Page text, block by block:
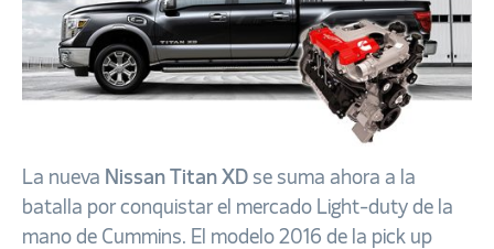
La nueva Nissan Titan XD se suma ahora a la
batalla por conquistar el mercado Light-duty de la
mano de Cummins. El modelo 2016 de la pick up